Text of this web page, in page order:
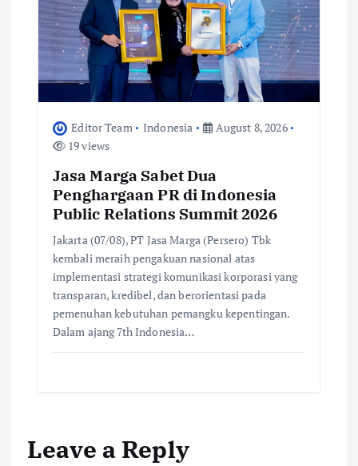
Editor Team Indonesia
August 8, 2026
19 views
Jasa Marga Sabet Dua
Penghargaan PR di Indonesia
Public Relations Summit 2026
Jakarta (07/08), PT Jasa Marga (Persero) Tbk
kembali meraih pengakuan nasional atas
implementasi strategi komunikasi korporasi yang
transparan, kredibel, dan berorientasi pada
pemenuhan kebutuhan pemangku kepentingan.
Dalam ajang 7th Indonesia…
Leave a Reply